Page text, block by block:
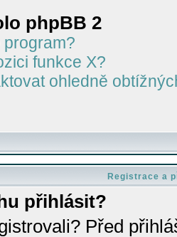
phpBB 2
program?
funkce X?
ohledně
Registrace a
přihlásit?
Před